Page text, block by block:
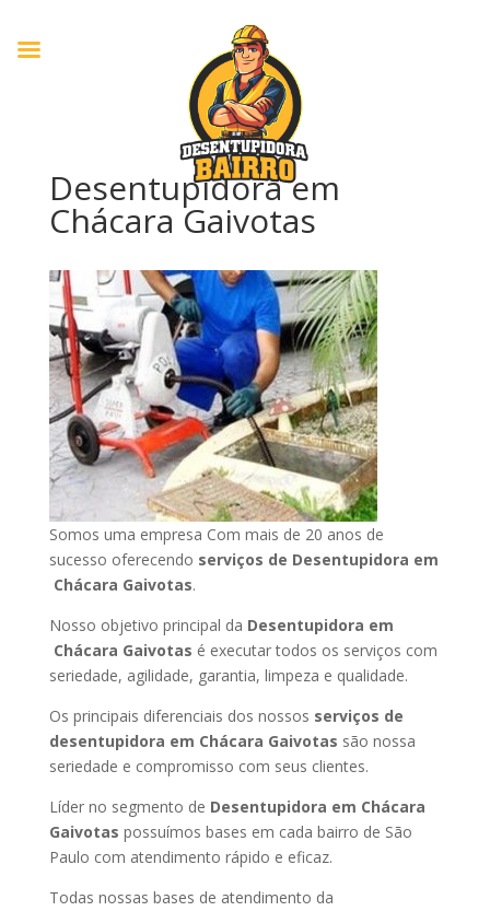
Desentupidora em
Chácara Gaivotas
Somos uma empresa Com mais de 20 anos de
sucesso oferecendo serviços de Desentupidora em
Chácara Gaivotas.
Nosso objetivo principal da Desentupidora em
Chácara Gaivotas é executar todos os serviços com
seriedade, agilidade, garantia, limpeza e qualidade.
Os principais diferenciais dos nossos serviços de
desentupidora em Chácara Gaivotas são nossa
seriedade e compromisso com seus clientes.
Líder no segmento de Desentupidora em Chácara
Gaivotas possuímos bases em cada bairro de São
Paulo com atendimento rápido e eficaz.
Todas nossas bases de atendimento da